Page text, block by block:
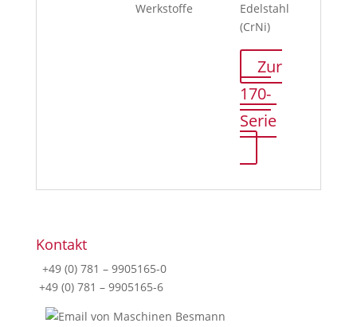
Werkstoffe
Edelstahl
(CrNi)
Zur
170-
Serie
Kontakt
+49 (0) 781 – 9905165-0
+49 (0) 781 – 9905165-6